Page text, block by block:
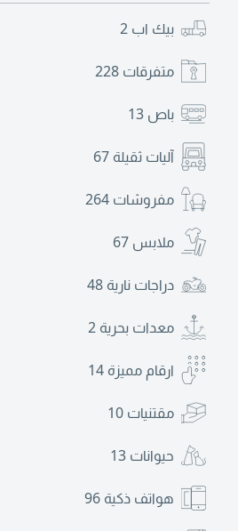
بيك اب 2
متفرقات 228
باص 13
آليات ثقيلة 67
مفروشات 264
ملابس 67
دراجات نارية 48
معدات بحرية 2
ارقام مميزة 14
مقتنيات 10
حيوانات 13
هواتف ذكية 96